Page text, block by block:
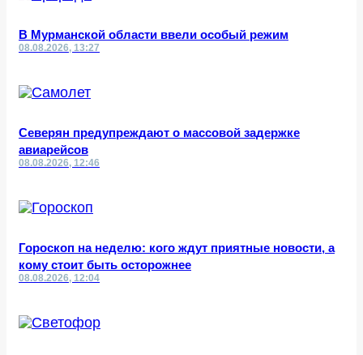
В Мурманской области ввели особый режим
08.08.2026, 13:27
Северян предупреждают о массовой задержке
авиарейсов
08.08.2026, 12:46
Гороскоп на неделю: кого ждут приятные новости, а
кому стоит быть осторожнее
08.08.2026, 12:04